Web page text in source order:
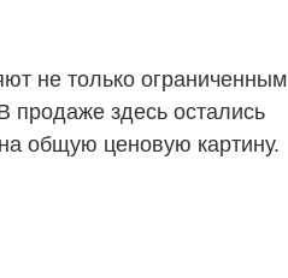
не только ограниченным
здесь остались
общую ценовую картину.